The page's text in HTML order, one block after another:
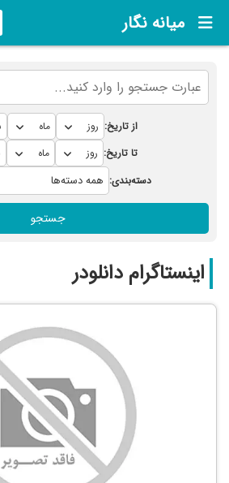
میانه نگار
از تاریخ:
تا تاریخ:
دسته‌بندی:
جستجو
اینستاگرام دانلودر